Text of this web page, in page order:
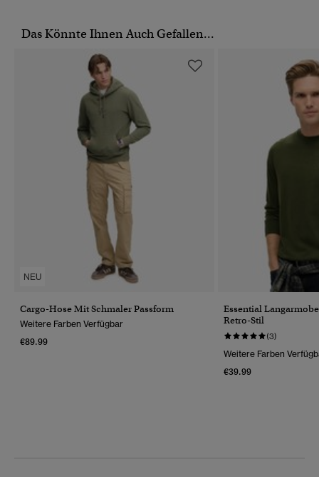
Das Könnte Ihnen Auch Gefallen...
NEU
Cargo-Hose Mit Schmaler Passform
Weitere Farben Verfügbar
€89.99
Essential
Retro-Stil
(3)
Weitere Farben
€39.99